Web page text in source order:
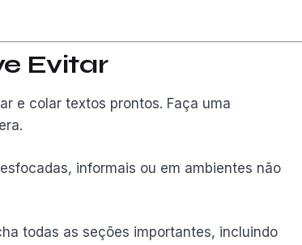
Evitar
e colar textos prontos. Faça uma
informais ou em ambientes não
todas as seções importantes, incluindo